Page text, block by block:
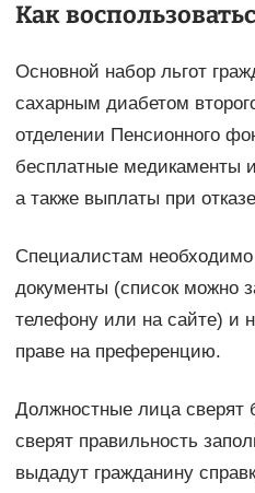
Как
Основной набор льгот
сахарным диабетом
отделении Пенсионного
бесплатные медикаменты
а также выплаты при
Специалистам
документы (список можно
телефону или на сайте) и
праве на преференцию.
Должностные лица сверят
сверят правильность
выдадут гражданину